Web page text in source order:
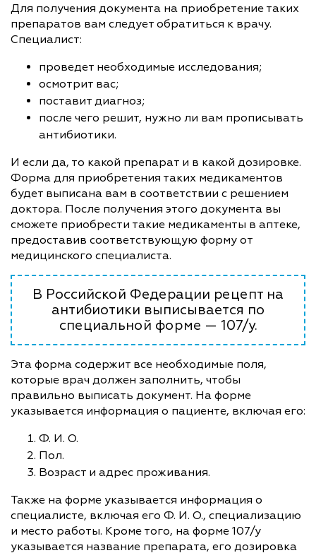
Для получения документа на приобретение таких
препаратов вам следует обратиться к врачу.
Специалист:
проведет необходимые исследования;
осмотрит вас;
поставит диагноз;
после чего решит, нужно ли вам прописывать
антибиотики.
И если да, то какой препарат и в какой дозировке.
Форма для приобретения таких медикаментов
будет выписана вам в соответствии с решением
доктора. После получения этого документа вы
сможете приобрести такие медикаменты в аптеке,
предоставив соответствующую форму от
медицинского специалиста.
В Российской Федерации рецепт на
антибиотики выписывается по
специальной форме — 107/у.
Эта форма содержит все необходимые поля,
которые врач должен заполнить, чтобы
правильно выписать документ. На форме
указывается информация о пациенте, включая его:
Ф. И. О.
Пол.
Возраст и адрес проживания.
Также на форме указывается информация о
специалисте, включая его Ф. И. О., специализацию
и место работы. Кроме того, на форме 107/у
указывается название препарата, его дозировка